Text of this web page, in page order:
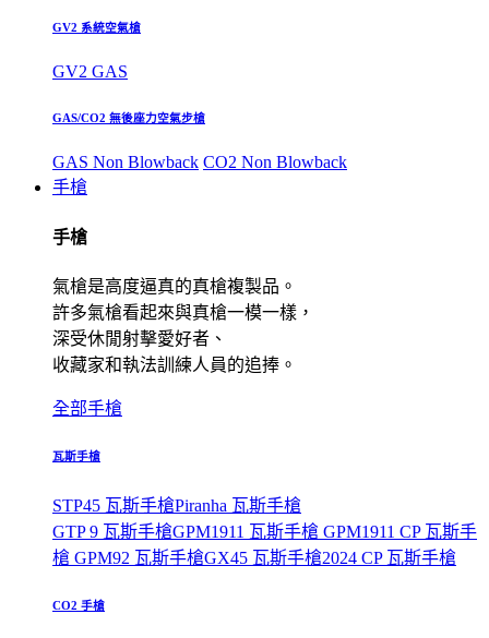
GV2 系統空氣槍
GV2 GAS
GAS/CO2 無後座力空氣步槍
GAS Non Blowback CO2 Non Blowback
手槍
手槍
氣槍是高度逼真的真槍複製品。
許多氣槍看起來與真槍一模一樣，
深受休閒射擊愛好者、
收藏家和執法訓練人員的追捧。
全部手槍
瓦斯手槍
STP45 瓦斯手槍Piranha 瓦斯手槍
GTP 9 瓦斯手槍GPM1911 瓦斯手槍 GPM1911 CP 瓦斯手
槍 GPM92 瓦斯手槍GX45 瓦斯手槍2024 CP 瓦斯手槍
CO2 手槍